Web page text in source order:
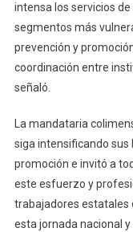
intensa los servicios
segmentos más
prevención y
coordinación entre
señaló.
La mandataria
siga intensificando sus
promoción e invitó a
este esfuerzo y
trabajadores estatales
esta jornada nacional